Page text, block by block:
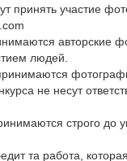
принять участие
авторские
людей.
не несут
строго до
та работа,